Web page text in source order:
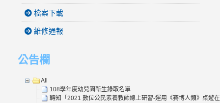
檔案下載
維修通報
公告欄
All
108學年度幼兒園新生錄取名單
轉知「2021 數位公民素養教師線上研習-運用《賽博人類》桌遊